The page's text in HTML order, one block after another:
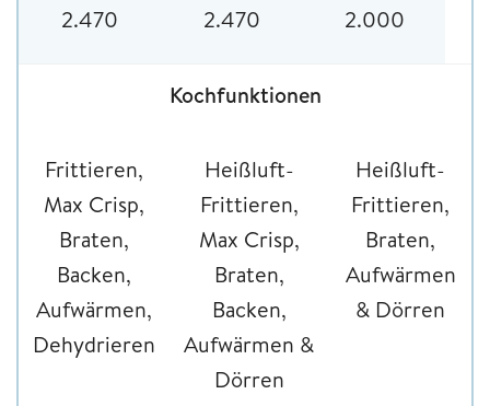
2.470 2.470 2.000
Kochfunktionen
Frittieren,
Max Crisp,
Braten,
Backen,
Aufwärmen,
Dehydrieren
Heißluft-
Frittieren,
Max Crisp,
Braten,
Backen,
Aufwärmen &
Dörren
Heißluft-
Frittieren,
Braten,
Aufwärmen
& Dörren